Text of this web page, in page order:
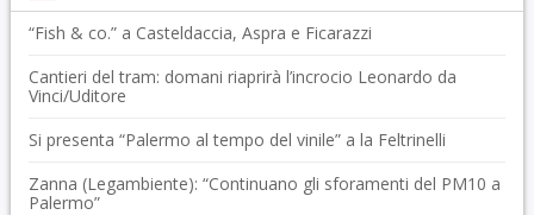
“Fish & co.” a Casteldaccia, Aspra e Ficarazzi
Cantieri del tram: domani riaprirà l’incrocio Leonardo da
Vinci/Uditore
Si presenta “Palermo al tempo del vinile” a la Feltrinelli
Zanna (Legambiente): “Continuano gli sforamenti del PM10 a
Palermo”